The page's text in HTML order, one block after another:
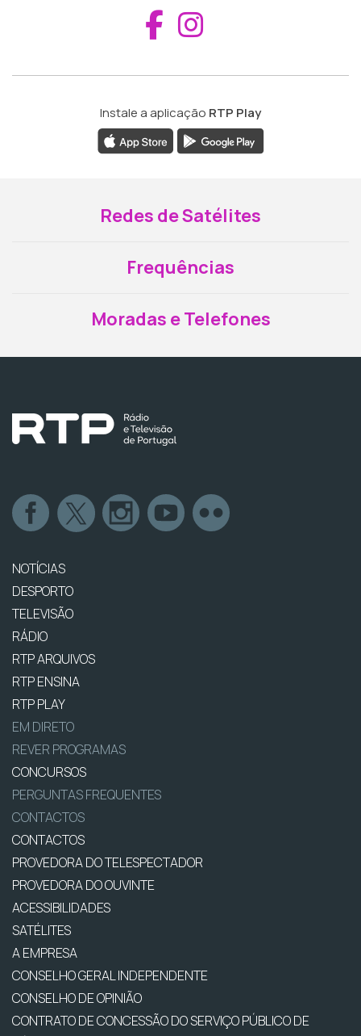
Aceder ao
Instale a aplicação RTP Play
Redes de Satélites
Frequências
Moradas e Telefones
NOTÍCIAS
DESPORTO
TELEVISÃO
RÁDIO
RTP ARQUIVOS
RTP ENSINA
RTP PLAY
EM DIRETO
REVER PROGRAMAS
CONCURSOS
PERGUNTAS FREQUENTES
CONTACTOS
CONTACTOS
PROVEDORA DO TELESPECTADOR
PROVEDORA DO OUVINTE
ACESSIBILIDADES
SATÉLITES
A EMPRESA
CONSELHO GERAL INDEPENDENTE
CONSELHO DE OPINIÃO
CONTRATO DE CONCESSÃO DO SERVIÇO PÚBLICO DE